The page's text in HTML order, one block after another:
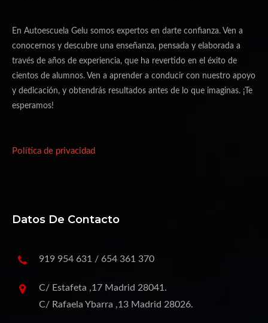
En Autoescuela Gelu somos expertos en darte confianza. Ven a
conocernos y descubre una enseñanza, pensada y elaborada a
través de años de experiencia, que ha revertido en el éxito de
cientos de alumnos. Ven a aprender a conducir con nuestro apoyo
y dedicación, y obtendrás resultados antes de lo que imaginas. ¡Te
esperamos!
Política de privacidad
Datos De Contacto
919 954 631 / 654 361 370
C/ Estafeta ,17 Madrid 28041.
C/ Rafaela Ybarra ,13 Madrid 28026.